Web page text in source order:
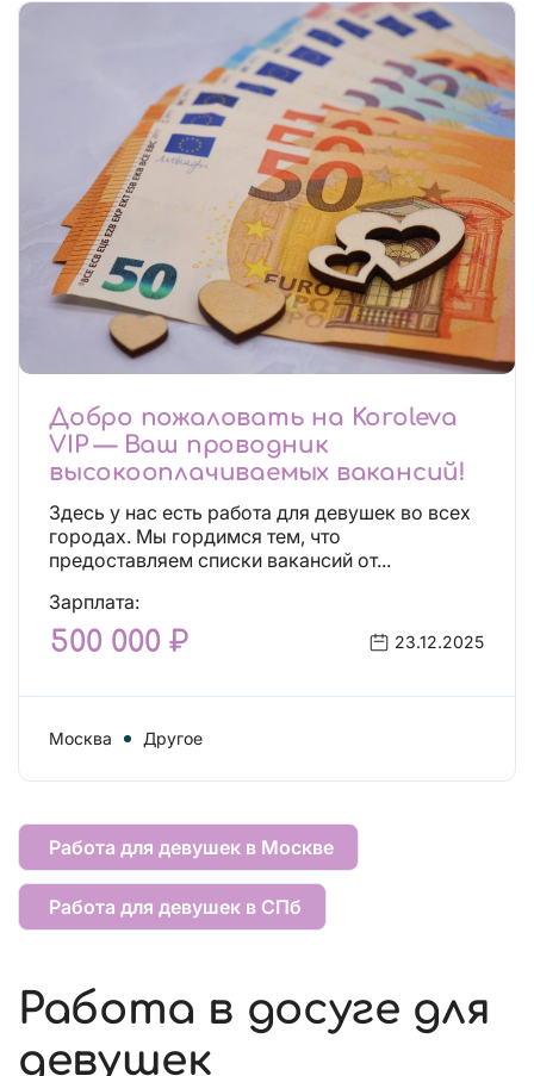
Добро пожаловать на Koroleva
VIP — Ваш проводник
высокооплачиваемых вакансий!
Здесь у нас есть работа для девушек во всех
городах. Мы гордимся тем, что
предоставляем списки вакансий от...
Зарплата:
500 000 ₽ 23.12.2025
Москва Другое
Работа для девушек в Москве
Работа для девушек в СПб
Работа в досуге для
девушек